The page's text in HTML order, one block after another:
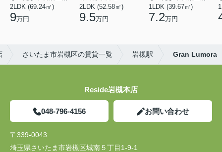
2LDK (69.24㎡)
9万円
2LDK (52.58㎡)
9.5万円
1LDK (39.67㎡)
7.2万円
さいたま市岩槻区の賃貸一覧 岩槻駅 Gran Lumora
Reside岩槻本店
048-796-4156 お問い合わせ
〒339-0043
埼玉県さいたま市岩槻区城南５丁目1-9-1